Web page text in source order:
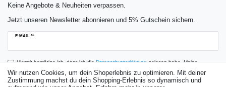
Keine Angebote & Neuheiten verpassen.
Jetzt unseren Newsletter abonnieren und 5% Gutschein sichern.
E-MAIL **
Newsletter
Hiermit bestätige ich, dass ich dieDaten­schutz­erklärunggelesen habe. Meine
Einwilligung kann ich jederzeit widerrufen.**
Wir nutzen Cookies, um dein Shoperlebnis zu optimieren. Mit deiner
Zustimmung machst du dein Shopping-Erlebnis so dynamisch und